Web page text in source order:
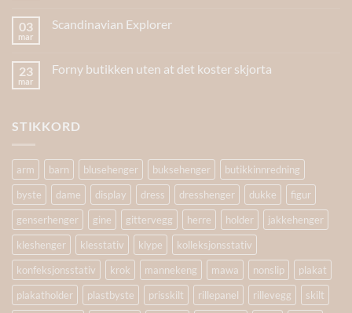
03
mar
Scandinavian Explorer
23
mar
Forny butikken uten at det koster skjorta
STIKKORD
arm barn blusehenger buksehenger
butikkinnredning
byste
dame display dress dresshenger dukke
figur
genserhenger
gine gittervegg herre holder
jakkehenger
kleshenger
klesstativ klype
kolleksjonsstativ
konfeksjonsstativ
krok mannekeng mawa nonslip
plakat
plakatholder
plastbyste prisskilt rillepanel rillevegg
skilt